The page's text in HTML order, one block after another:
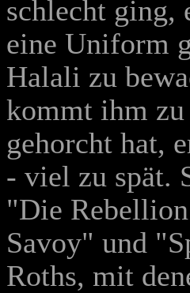
schlecht ging,
eine Uniform
Halali zu
kommt ihm zu
gehorcht hat,
- viel zu spät.
"Die
Savoy" und
Roths, mit